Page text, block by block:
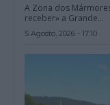
A Zona dos
receber» a Grande...
5 Agosto, 2026 - 17:10